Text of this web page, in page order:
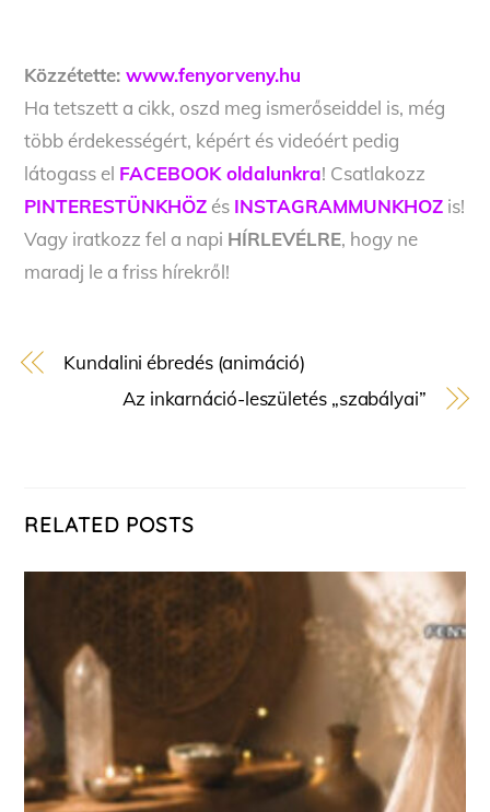
Közzétette:www.fenyorveny.hu
Ha tetszett a cikk, oszd meg ismerőseiddel is, még
több érdekességért, képért és videóért pedig
látogass el FACEBOOK oldalunkra! Csatlakozz
PINTERESTÜNKHÖZ és INSTAGRAMMUNKHOZ is!
Vagy iratkozz fel a napi HÍRLEVÉLRE, hogy ne
maradj le a friss hírekről!
Kundalini ébredés (animáció)
Az inkarnáció-leszületés „szabályai”
RELATED POSTS